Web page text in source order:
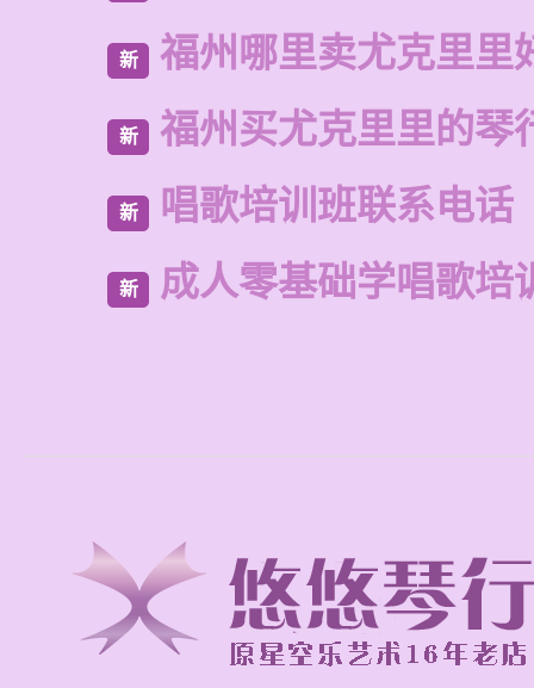
新 福州哪里卖尤克里里
新 福州买尤克里里的琴
新 唱歌培训班联系电话
新 成人零基础学唱歌培